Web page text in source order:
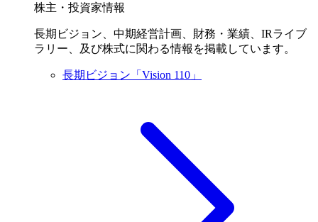
株主・投資家情報
長期ビジョン、中期経営計画、財務・業績、IRライブ
ラリー、及び株式に関わる情報を掲載しています。
長期ビジョン「Vision 110」